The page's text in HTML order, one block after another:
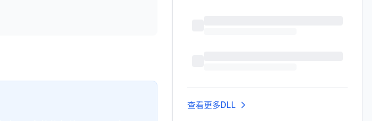
查看更多DLL